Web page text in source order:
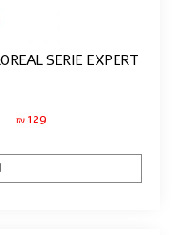
₪ 129